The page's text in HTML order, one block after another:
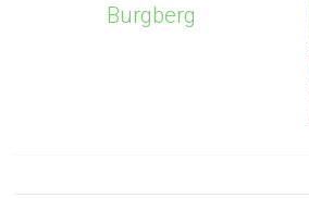
Burgberg